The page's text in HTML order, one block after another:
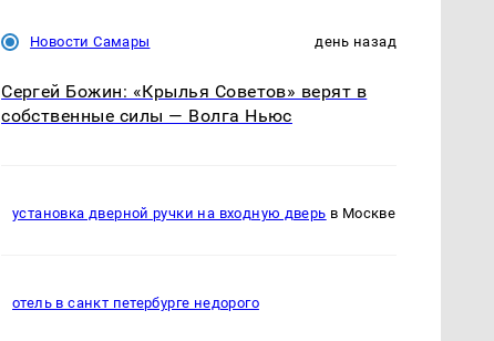
Новости Самары день назад
Сергей Божин: «Крылья Советов» верят в
собственные силы — Волга Ньюс
установка дверной ручки на входную дверь в Москве
отель в санкт петербурге недорого